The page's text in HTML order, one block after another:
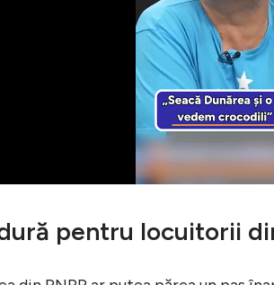
pentru locuitorii